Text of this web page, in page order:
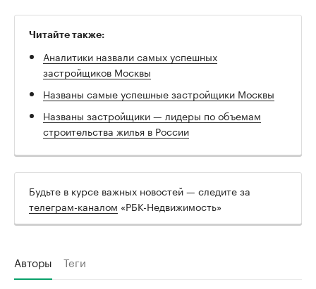
Читайте также:
Аналитики назвали самых успешных
застройщиков Москвы
Названы самые успешные застройщики Москвы
Названы застройщики — лидеры по объемам
строительства жилья в России
Будьте в курсе важных новостей — следите за
телеграм-каналом «РБК-Недвижимость»
Авторы Теги